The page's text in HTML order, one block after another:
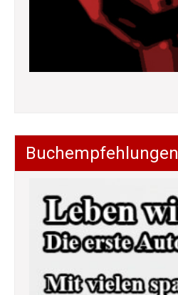
Buchempfehlungen